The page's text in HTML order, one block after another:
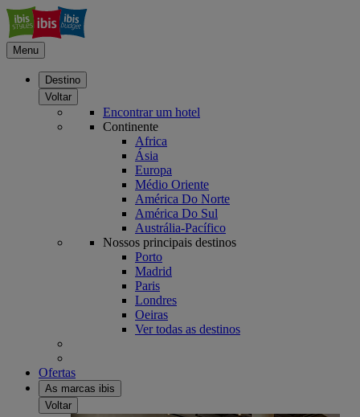
Menu
Destino
Voltar
Encontrar um hotel
Continente
Africa
Ásia
Europa
Médio Oriente
América Do Norte
América Do Sul
Austrália-Pacífico
Nossos principais destinos
Porto
Madrid
Paris
Londres
Oeiras
Ver todas as destinos
Ofertas
As marcas ibis
Voltar